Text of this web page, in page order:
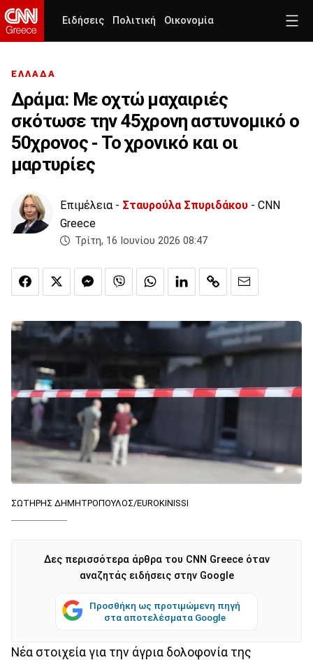
Ειδήσεις Πολιτική Οικονομία
ΕΛΛΑΔΑ
Δράμα: Με οχτώ μαχαιριές
σκότωσε την 45χρονη αστυνομικό ο
50χρονος - Το χρονικό και οι
μαρτυρίες
Επιμέλεια - Σταυρούλα Σπυριδάκου - CNN
Greece
Τρίτη, 16 Ιουνίου 2026 08:47
ΣΩΤΗΡΗΣ ΔΗΜΗΤΡΟΠΟΥΛΟΣ/EUROKINISSI
Δες περισσότερα άρθρα του CNN Greece όταν
αναζητάς ειδήσεις στην Google
Προσθήκη ως προτιμώμενη πηγή
στα αποτελέσματα Google
Νέα στοιχεία για την άγρια δολοφονία της